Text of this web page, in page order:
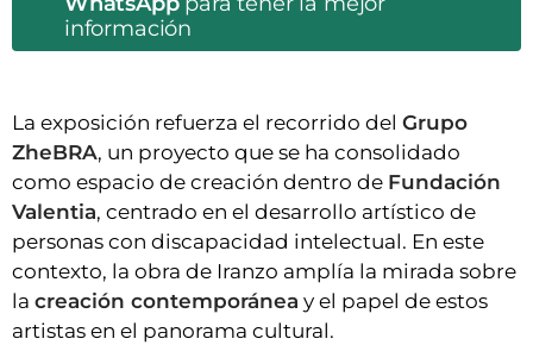
información
La exposición refuerza el recorrido del Grupo
ZheBRA, un proyecto que se ha consolidado
como espacio de creación dentro de Fundación
Valentia, centrado en el desarrollo artístico de
personas con discapacidad intelectual. En este
contexto, la obra de Iranzo amplía la mirada sobre
la creación contemporánea y el papel de estos
artistas en el panorama cultural.